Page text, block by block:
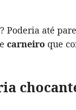
Poderia até
carneiro que